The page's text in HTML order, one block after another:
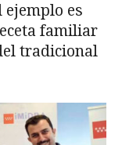
ejemplo es
familiar
tradicional